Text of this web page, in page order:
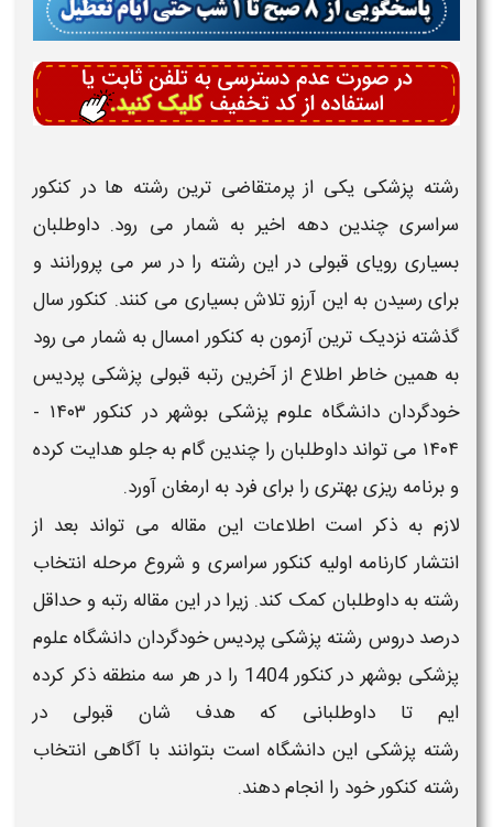
رشته پزشکییکی از پرمتقاضی ترین رشته ها در کنکور
سراسری چندین دهه اخیر به شمار می رود. داوطلبان
بسیاری رویای قبولیدر این رشته را در سر می پرورانند و
برای رسیدن به این آرزو تلاش بسیاری می کنند. کنکور سال
گذشته نزدیک ترین آزمون به کنکور امسال به شمار می رود
به همین خاطر اطلاع ازآخرین رتبه قبولی پزشکی پردیس
خودگرداندانشگاه علوم پزشکی بوشهر در کنکور
۱۴۰۳ -
۱۴۰۴ می تواند داوطلبان را چندین گام به جلو هدایت کرده
و برنامه ریزی بهتری را برای فرد به ارمغان آورد.
لازم به ذکر است اطلاعات این مقاله می تواند بعد از
انتشار کارنامه اولیه کنکور سراسری​ و شروع مرحله انتخاب
رشته به داوطلبان کمک کند. زیرا در این مقاله رتبه و حداقل
درصد دروس رشته پزشکی پردیس خودگردان دانشگاه علوم
پزشکی بوشهردر کنکور1404 را در هر سه منطقه ذکر کرده
ایم تا داوطلبانی که هدف شان قبولی در
رشتهپزشکیاین دانشگاه است بتوانند با آگاهی انتخاب
رشته کنکور خود را انجام دهند.